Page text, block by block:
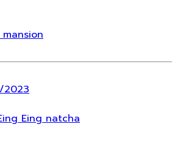
2023
Eing natcha